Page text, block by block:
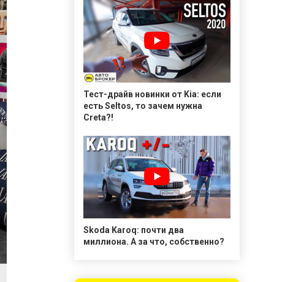
Тест-драйв новинки от Kia: если
есть Seltos, то зачем нужна
Creta?!
Skoda Karoq: почти два
миллиона. А за что, собственно?